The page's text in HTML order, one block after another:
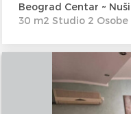
Beograd Centar ~
30 m2 Studio 2 Osobe
Dvosoban
Smesten u Mirijevu
Beograd